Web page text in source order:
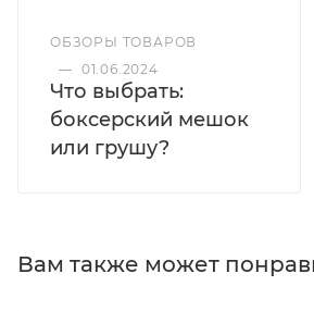
ОБЗОРЫ ТОВАРОВ
— 01.06.2024
Что выбрать:
боксерский мешок
или грушу?
Вам также может